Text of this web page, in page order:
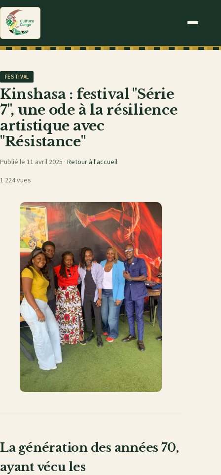
FESTIVAL
Kinshasa : festival "Série
7", une ode à la résilience
artistique avec
"Résistance"
Publié le 11 avril 2025 · Retour à l'accueil
1 224 vues
La génération des années 70,
ayant vécu les